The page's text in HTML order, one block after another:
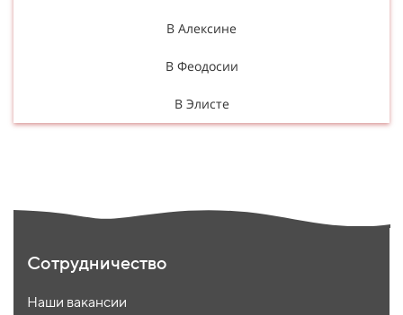
В Алексине
В Феодосии
В Элисте
Сотрудничество
Наши вакансии